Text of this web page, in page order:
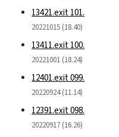
13421.exit 101.
20221015 (18.40)
13411.exit 100.
20221001 (18.24)
12401.exit 099.
20220924 (11.14)
12391.exit 098.
20220917 (16.26)